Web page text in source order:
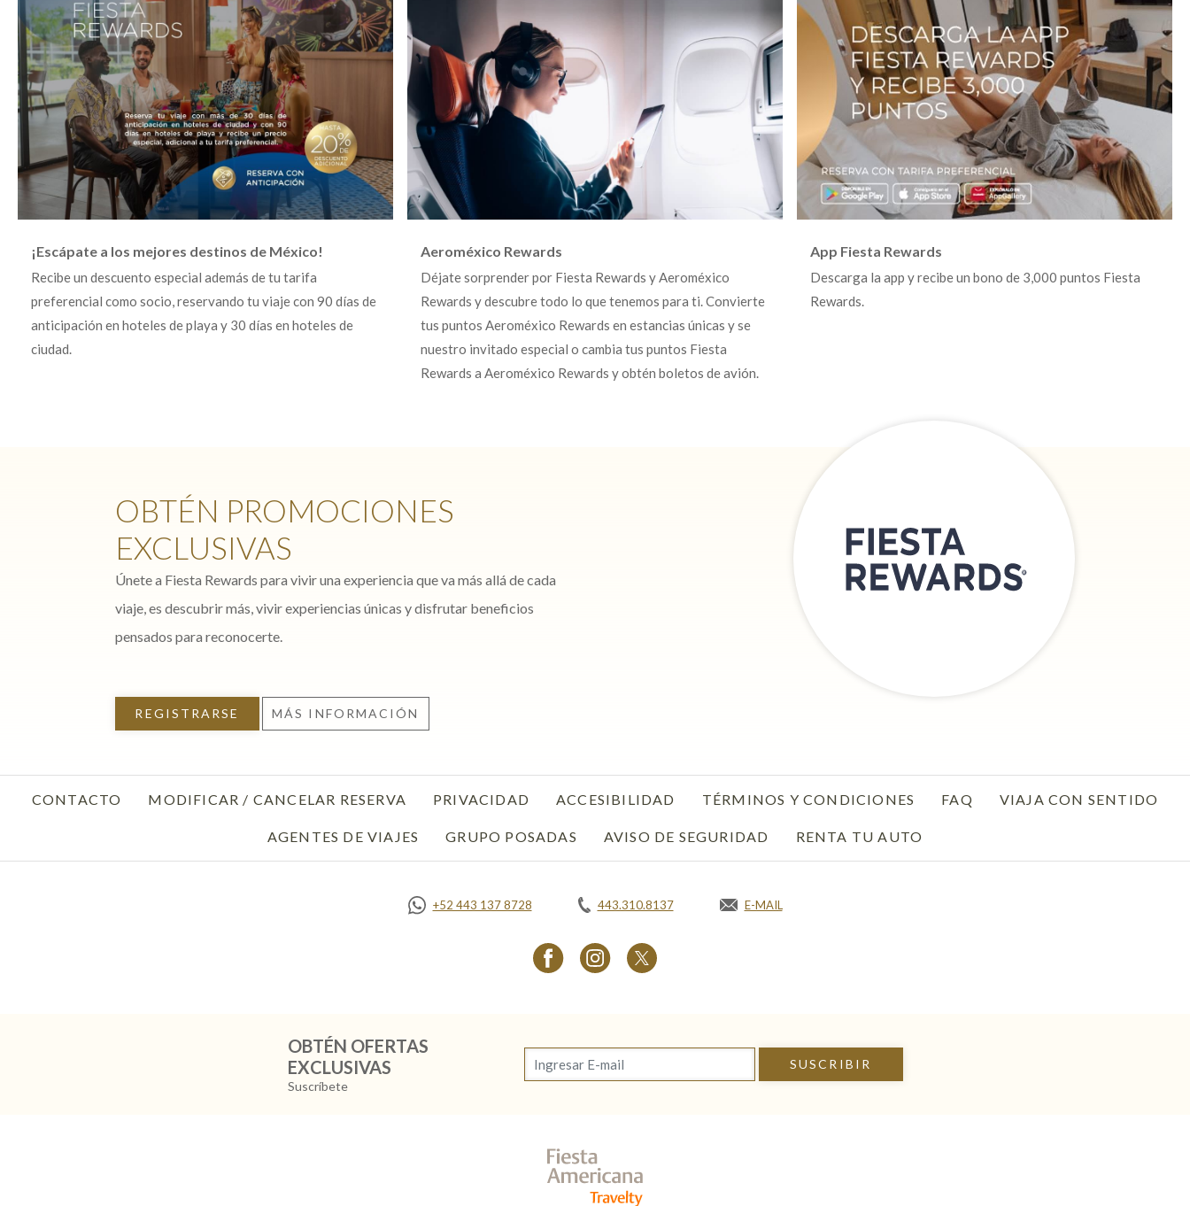
¡Escápate a los mejores destinos de México!
Recibe un descuento especial además de tu tarifa
preferencial como socio, reservando tu viaje con 90 días de
anticipación en hoteles de playa y 30 días en hoteles de
ciudad.
Aeroméxico Rewards
Déjate sorprender por Fiesta Rewards y Aeroméxico
Rewards y descubre todo lo que tenemos para ti. Convierte
tus puntos Aeroméxico Rewards en estancias únicas y se
nuestro invitado especial o cambia tus puntos Fiesta
Rewards a Aeroméxico Rewards y obtén boletos de avión.
App Fiesta Rewards
Descarga la app y recibe un bono de 3,000 puntos Fiesta
Rewards.
OBTÉN PROMOCIONES
EXCLUSIVAS
Únete a Fiesta Rewards para vivir una experiencia que va más allá de cada
viaje, es descubrir más, vivir experiencias únicas y disfrutar beneficios
pensados para reconocerte.
REGISTRARSE MÁS INFORMACIÓN
CONTACTO MODIFICAR / CANCELAR RESERVA PRIVACIDAD OPENS IN A NEW TAB.
ACCESIBILIDAD TÉRMINOS Y CONDICIONES FAQ VIAJA CON SENTIDO
AGENTES DE VIAJES GRUPO POSADAS AVISO DE SEGURIDAD OPENS IN A NEW TAB.
RENTA TU AUTO
+52 443 137 8728 443.310.8137 E-MAIL
OPENS IN A NEW TAB.
OBTÉN OFERTAS
EXCLUSIVAS
Suscríbete
SUSCRIBIR